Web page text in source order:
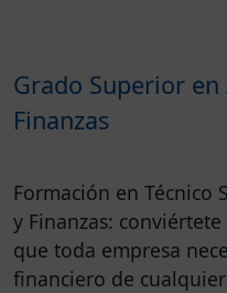
Grado Superior
Finanzas
Formación en Técnico
y Finanzas:
que toda empresa
financiero de